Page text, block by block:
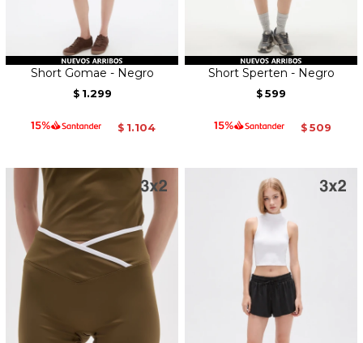
Short Gomae - Negro
$ 1.299
$ 1.104
Short Sperten - Negro
$ 599
$ 509